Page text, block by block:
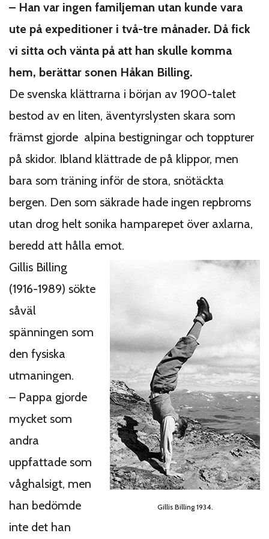
– Han var ingen familjeman utan kunde vara
ute på expeditioner i två-tre månader. Då fick
vi sitta och vänta på att han skulle komma
hem, berättar sonen Håkan Billing.
De svenska klättrarna i början av 1900-talet
bestod av en liten, äventyrslysten skara som
främst gjorde alpina bestigningar och toppturer
på skidor. Ibland klättrade de på klippor, men
bara som träning inför de stora, snötäckta
bergen. Den som säkrade hade ingen repbroms
utan drog helt sonika hamparepet över axlarna,
beredd att hålla emot.
Gillis Billing 1934.
Gillis Billing
(1916-1989) sökte
såväl
spänningen som
den fysiska
utmaningen.
– Pappa gjorde
mycket som
andra
uppfattade som
våghalsigt, men
han bedömde
inte det han